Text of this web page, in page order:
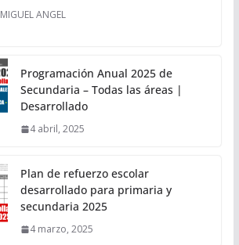
MIGUEL ANGEL
Programación Anual 2025 de
Secundaria – Todas las áreas |
Desarrollado
4 abril, 2025
Plan de refuerzo escolar
desarrollado para primaria y
secundaria 2025
4 marzo, 2025